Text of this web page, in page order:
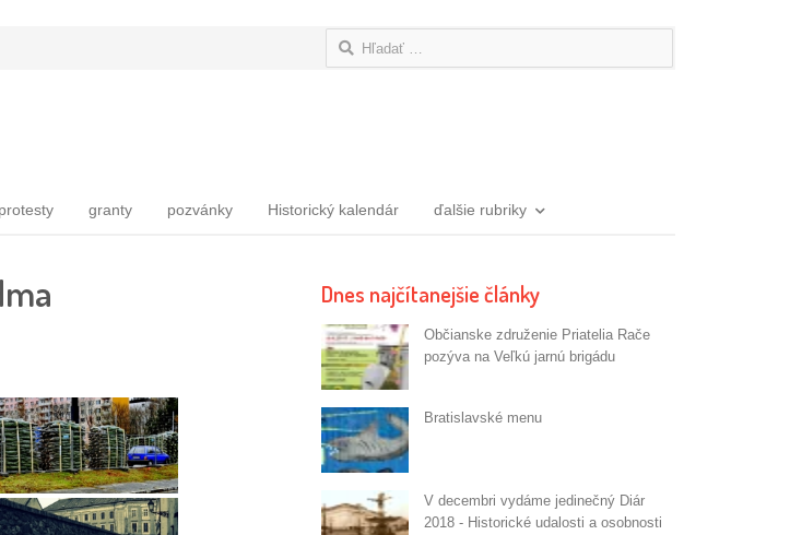
Hľadať:
protesty granty pozvánky Historický kalendár ďalšie rubriky
Dnes najčítanejšie články
Občianske združenie Priatelia Rače
pozýva na Veľkú jarnú brigádu
Bratislavské menu
V decembri vydáme jedinečný Diár
2018 - Historické udalosti a osobnosti